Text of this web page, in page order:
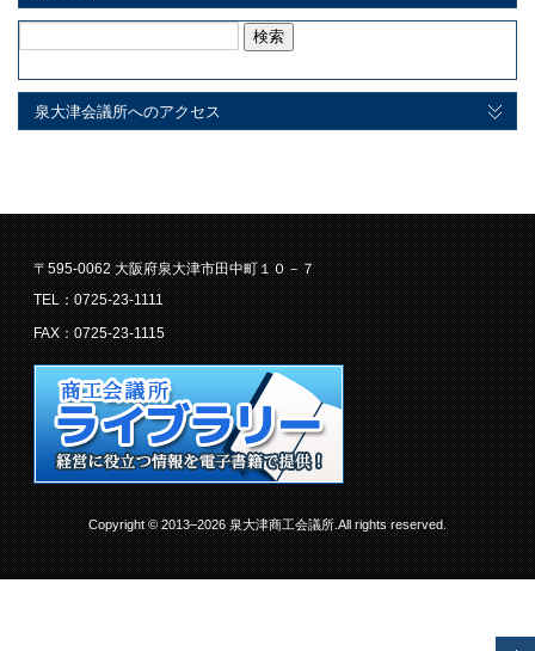
泉大津会議所へのアクセス
〒595-0062 大阪府泉大津市田中町１０－７
TEL：0725-23-1111
FAX：0725-23-1115
Copyright © 2013–2026 泉大津商工会議所.All rights reserved.